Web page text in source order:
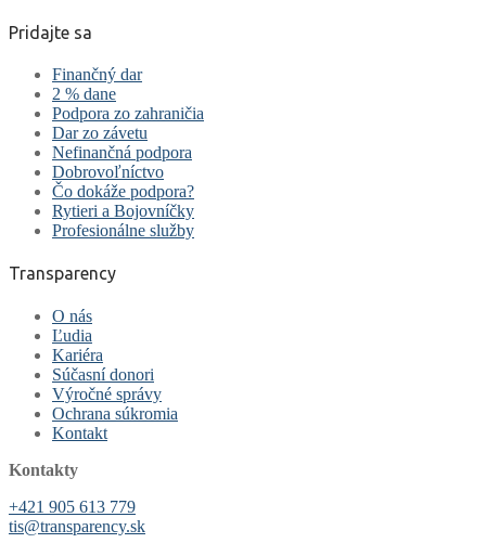
Pridajte sa
Finančný dar
2 % dane
Podpora zo zahraničia
Dar zo závetu
Nefinančná podpora
Dobrovoľníctvo
Čo dokáže podpora?
Rytieri a Bojovníčky
Profesionálne služby
Transparency
O nás
Ľudia
Kariéra
Súčasní donori
Výročné správy
Ochrana súkromia
Kontakt
Kontakty
+421 905 613 779
tis@transparency.sk